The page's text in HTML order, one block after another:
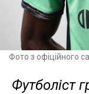
Фото з офіційного
Футболіст